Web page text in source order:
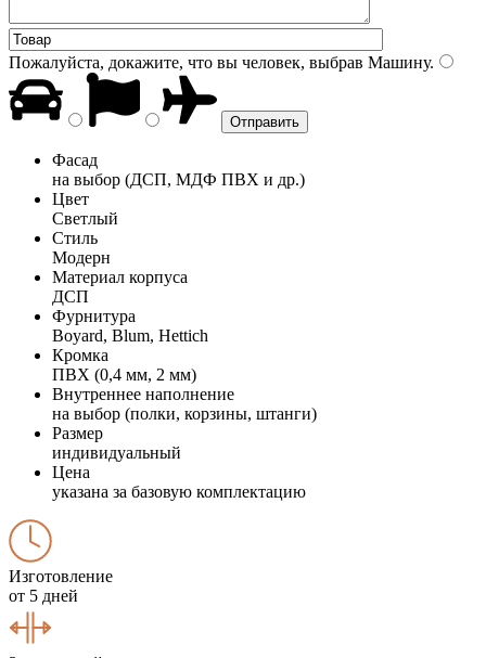
Пожалуйста, докажите, что вы человек, выбрав Машину.
Фасад
на выбор (ДСП, МДФ ПВХ и др.)
Цвет
Светлый
Стиль
Модерн
Материал корпуса
ДСП
Фурнитура
Boyard, Blum, Hettich
Кромка
ПВХ (0,4 мм, 2 мм)
Внутреннее наполнение
на выбор (полки, корзины, штанги)
Размер
индивидуальный
Цена
указана за базовую комплектацию
Изготовление
от 5 дней